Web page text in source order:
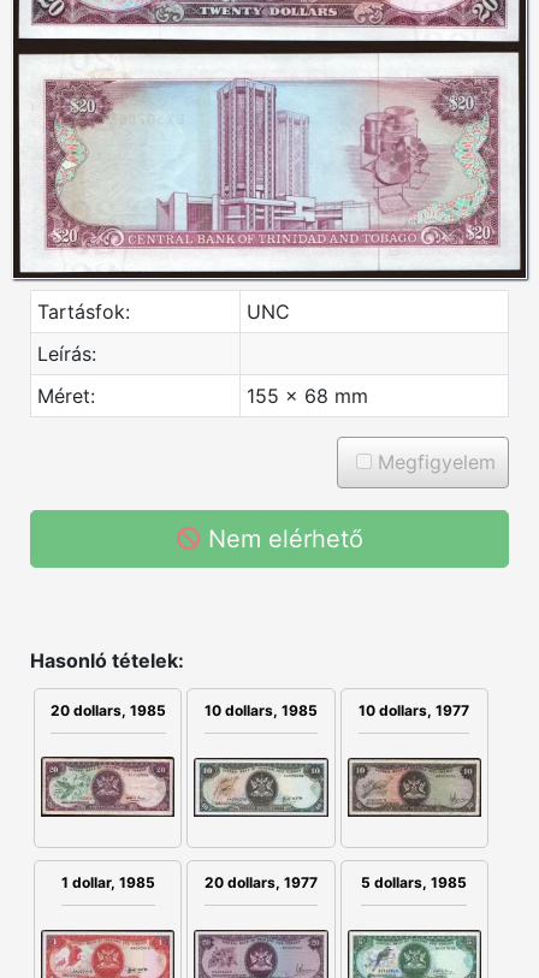
Tartásfok:
UNC
Leírás:
Méret:
155 x 68 mm
Megfigyelem
Nem elérhető
Hasonló tételek:
20 dollars, 1985 10 dollars, 1985 10 dollars, 1977
1 dollar, 1985 20 dollars, 1977 5 dollars, 1985